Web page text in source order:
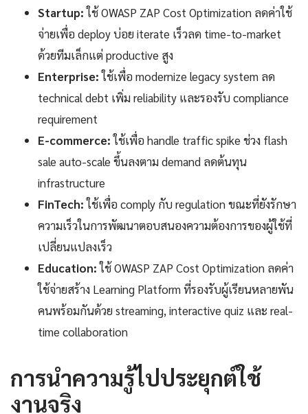
Startup:ใช้ OWASP ZAP Cost Optimization ลดค่าใช้
จ่ายเพื่อ deploy บ่อย iterate เร็วลด time-to-market
ด้วยทีมเล็กแต่ productive สูง
Enterprise:ใช้เพื่อ modernize legacy system ลด
technical debt เพิ่ม reliability และรองรับ compliance
requirement
E-commerce:ใช้เพื่อ handle traffic spike ช่วง flash
sale auto-scale ขึ้นลงตาม demand ลดต้นทุน
infrastructure
FinTech:ใช้เพื่อ comply กับ regulation ขณะที่ยังรักษา
ความเร็วในการพัฒนาตอบสนองความต้องการของผู้ใช้ที่
เปลี่ยนแปลงเร็ว
Education:ใช้ OWASP ZAP Cost Optimization ลดค่า
ใช้จ่ายสร้าง Learning Platform ที่รองรับผู้เรียนหลายพัน
คนพร้อมกันด้วย streaming, interactive quiz และ real-
time collaboration
การนำความรู้ไปประยุกต์ใช้
งานจริง